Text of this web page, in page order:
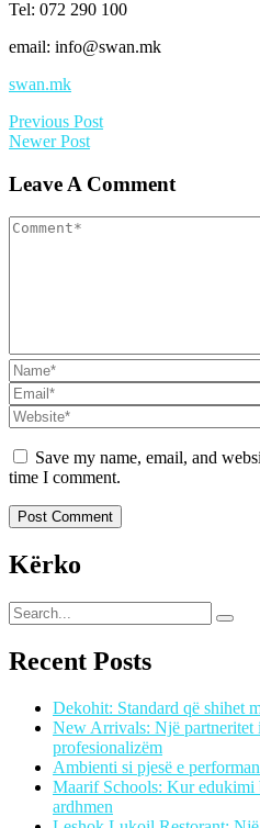
Tel: 072 290 100
email: info@swan.mk
swan.mk
Previous Post
Newer Post
Leave A Comment
Save my name, email, and
time I comment.
Kërko
Recent Posts
Dekohit: Standard që shihet
New Arrivals: Një partneritet
profesionalizëm
Ambienti si pjesë e
Maarif Schools: Kur edukimi
ardhmen